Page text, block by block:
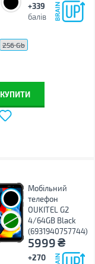
+339
балів
256 Gb
КУПИТИ
Мобільний
телефон
OUKITEL G2
4/64GB Black
(6931940757744)
5999₴
+270